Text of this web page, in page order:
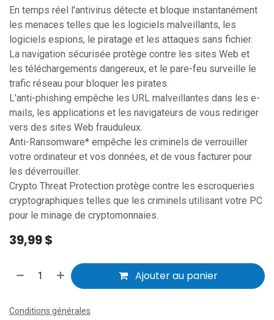
En temps réel l'antivirus détecte et bloque instantanément
les menaces telles que les logiciels malveillants, les
logiciels espions, le piratage et les attaques sans fichier.
La navigation sécurisée protège contre les sites Web et
les téléchargements dangereux, et le pare-feu surveille le
trafic réseau pour bloquer les pirates.
L'anti-phishing empêche les URL malveillantes dans les e-
mails, les applications et les navigateurs de vous rediriger
vers des sites Web frauduleux.
Anti-Ransomware* empêche les criminels de verrouiller
votre ordinateur et vos données, et de vous facturer pour
les déverrouiller.
Crypto Threat Protection protège contre les escroqueries
cryptographiques telles que les criminels utilisant votre PC
pour le minage de cryptomonnaies.
39,99$
Ajouter au panier
Conditions générales